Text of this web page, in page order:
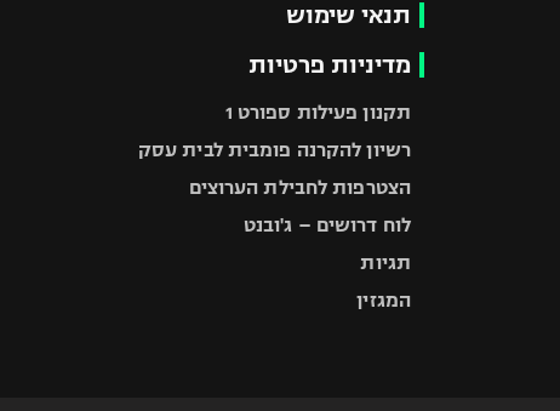
תנאי שימוש
מדיניות פרטיות
תקנון פעילות ספורט 1
רשיון להקרנה פומבית לבית עסק
הצטרפות לחבילת הערוצים
לוח דרושים – ג'ובנט
תגיות
המגזין